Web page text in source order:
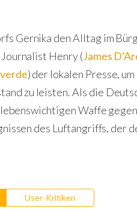
Gernika den Alltag im
Henry (James
) der lokalen Presse,
zu leisten. Als die
Waffe gegen
des Luftangriffs, der
User-Kritiken